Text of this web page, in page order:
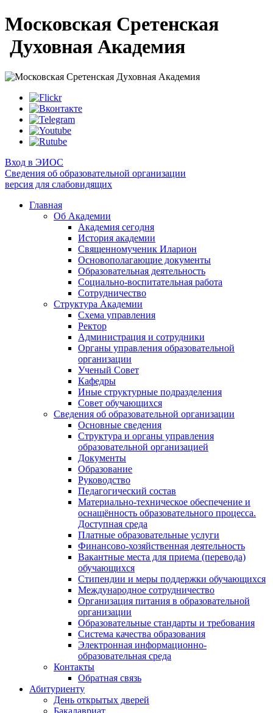
Московская Сретенская
Духовная Академия
Вход в ЭИОС
Сведения об образовательной организации
версия для слабовидящих
Главная
Об Академии
Академия сегодня
История академии
Священномученик Иларион
Основополагающие документы
Образовательная деятельность
Социально-воспитательная работа
Сотрудничество
Структура Академии
Схема управления
Ректор
Администрация и сотрудники
Органы управления образовательной
организации
Ученый Совет
Кафедры
Иные структурные подразделения
Совет обучающихся
Сведения об образовательной организации
Основные сведения
Структура и органы управления
образовательной организацией
Документы
Образование
Руководство
Педагогический состав
Материально-техническое обеспечение и
оснащённость образовательного процесса.
Доступная среда
Платные образовательные услуги
Финансово-хозяйственная деятельность
Вакантные места для приема (перевода)
обучающихся
Стипендии и меры поддержки обучающихся
Международное сотрудничество
Организация питания в образовательной
организации
Образовательные стандарты и требования
Система качества образования
Электронная информационно-
образовательная среда
Контакты
Обратная связь
Абитуриенту
День открытых дверей
Бакалавриат